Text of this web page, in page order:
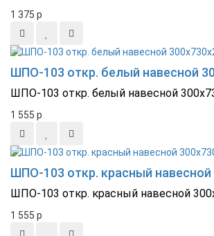
1 375 p
ШПО-103 откр. белый навесной
ШПО-103 откр. белый навесной
1 555 p
ШПО-103 откр. красный навесной
ШПО-103 откр. красный навесной
1 555 p